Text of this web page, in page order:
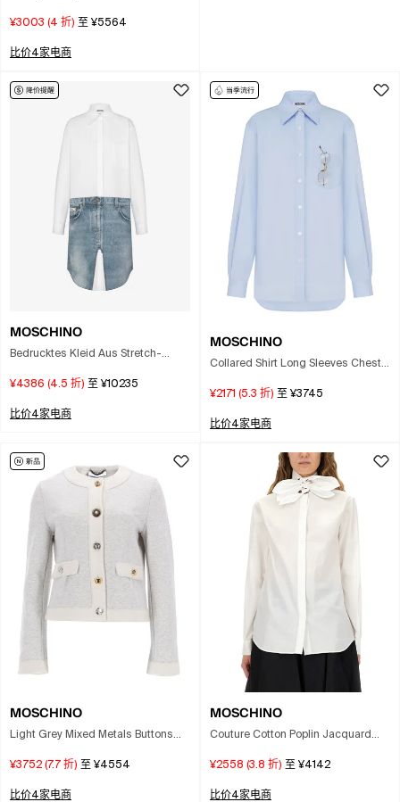
¥3003 (4 折) 至 ¥5564
比价4家电商
MOSCHINO
Bedrucktes Kleid Aus Stretch-
¥4386 (4.5 折) 至 ¥10235
比价4家电商
MOSCHINO
Collared Shirt Long Sleeves Chest
¥2171 (5.3 折) 至 ¥3745
比价4家电商
MOSCHINO
Light Grey Mixed Metals Buttons
¥3752 (7.7 折) 至 ¥4554
比价4家电商
MOSCHINO
Couture Cotton Poplin Jacquard
¥2558 (3.8 折) 至 ¥4142
比价4家电商